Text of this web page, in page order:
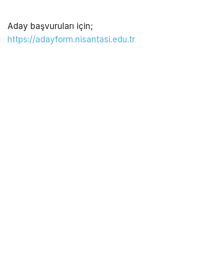
Aday başvuruları için;
https://adayform.nisantasi.edu.tr